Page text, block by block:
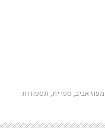
מעוז אביב, ספרית, תספורות